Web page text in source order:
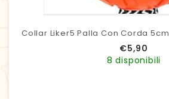
Collar Liker5 Palla Con Corda 5cm
€5,90
8 disponibili